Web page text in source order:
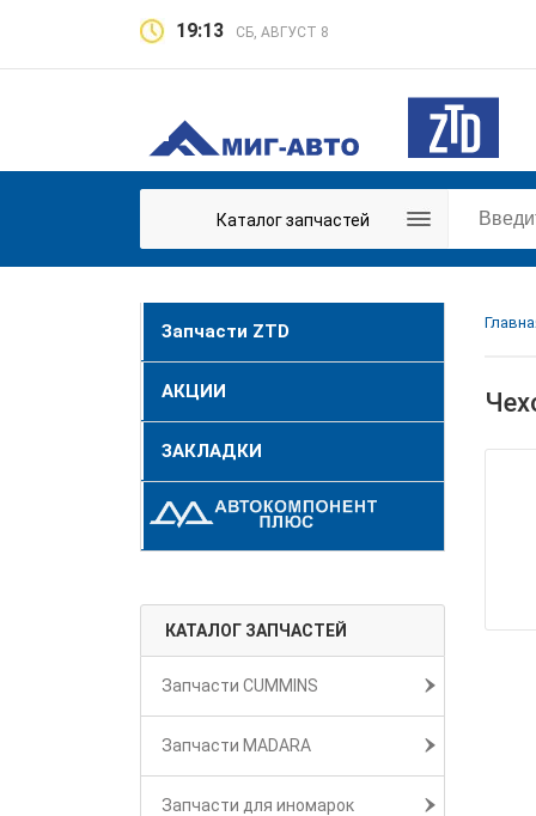
19:13 СБ, АВГУСТ 8
Каталог запчастей
Запчасти ZTD
АКЦИИ
ЗАКЛАДКИ
КАТАЛОГ ЗАПЧАСТЕЙ
Запчасти CUMMINS
Запчасти MADARA
Запчасти для иномарок